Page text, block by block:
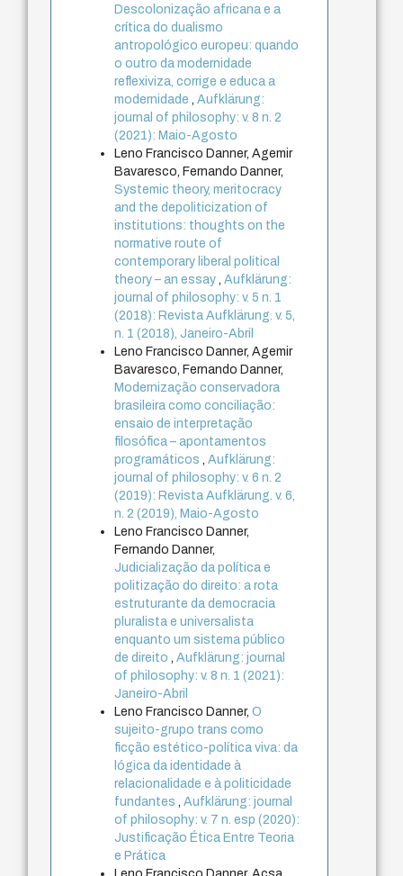
Descolonização africana e a
crítica do dualismo
antropológico europeu: quando
o outro da modernidade
reflexiviza, corrige e educa a
modernidade,Aufklärung:
journal of philosophy: v. 8 n. 2
(2021): Maio-Agosto
Leno Francisco Danner, Agemir
Bavaresco, Fernando Danner,
Systemic theory, meritocracy
and the depoliticization of
institutions: thoughts on the
normative route of
contemporary liberal political
theory – an essay,Aufklärung:
journal of philosophy: v. 5 n. 1
(2018): Revista Aufklärung. v. 5,
n. 1 (2018), Janeiro-Abril
Leno Francisco Danner, Agemir
Bavaresco, Fernando Danner,
Modernização conservadora
brasileira como conciliação:
ensaio de interpretação
filosófica – apontamentos
programáticos,Aufklärung:
journal of philosophy: v. 6 n. 2
(2019): Revista Aufklärung. v. 6,
n. 2 (2019), Maio-Agosto
Leno Francisco Danner,
Fernando Danner,
Judicialização da política e
politização do direito: a rota
estruturante da democracia
pluralista e universalista
enquanto um sistema público
de direito,Aufklärung: journal
of philosophy: v. 8 n. 1 (2021):
Janeiro-Abril
Leno Francisco Danner,O
sujeito-grupo trans como
ficção estético-política viva: da
lógica da identidade à
relacionalidade e à politicidade
fundantes,Aufklärung: journal
of philosophy: v. 7 n. esp (2020):
Justificação Ética Entre Teoria
e Prática